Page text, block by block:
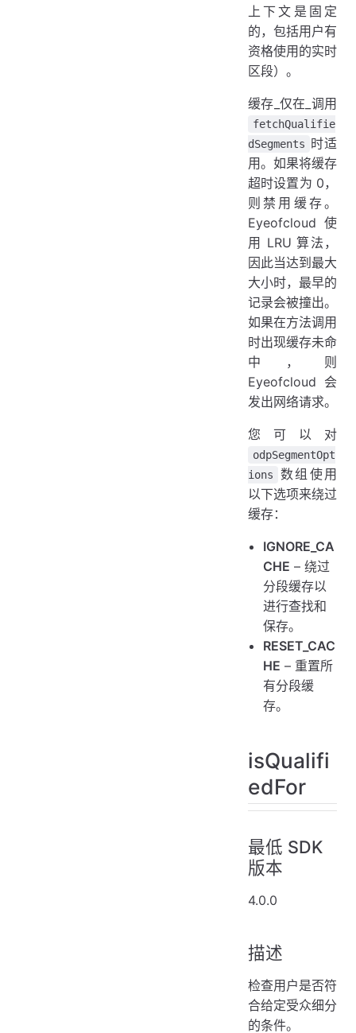
上下文是固定
的，包括用户有
资格使用的实时
区段）。
缓存_仅在_调用
fetchQualifie
dSegments 时适
用。如果将缓存
超时设置为 0，
则禁用缓存。
Eyeofcloud 使
用 LRU 算法，
因此当达到最大
大小时，最早的
记录会被撞出。
如果在方法调用
时出现缓存未命
中，则
Eyeofcloud 会
发出网络请求。
您可以对
odpSegmentOpt
ions
数组使用
以下选项来绕过
缓存：
IGNORE_CA
CHE – 绕过
分段缓存以
进行查找和
保存。
RESET_CAC
HE – 重置所
有分段缓
存。
isQualifi
edFor
最低 SDK
版本
4.0.0
描述
检查用户是否符
合给定受众细分
的条件。